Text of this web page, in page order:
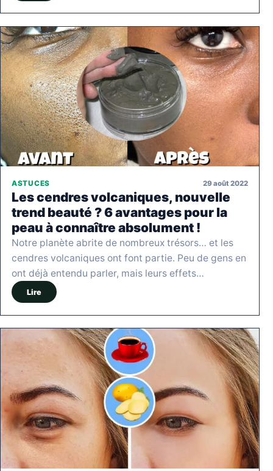
ASTUCES 29 août 2022
Les cendres volcaniques, nouvelle
trend beauté ? 6 avantages pour la
peau à connaître absolument !
Notre planète abrite de nombreux trésors… et les
cendres volcaniques ont font partie. Peu de gens en
ont déjà entendu parler, mais leurs effets…
Lire